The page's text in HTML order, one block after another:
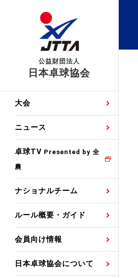
公益財団法人
日本卓球協会
大会
ニュース
卓球TV Presented by 全
農
ナショナルチーム
ルール概要・ガイド
会員向け情報
日本卓球協会について